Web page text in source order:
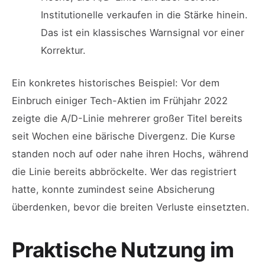
Institutionelle verkaufen in die Stärke hinein.
Das ist ein klassisches Warnsignal vor einer
Korrektur.
Ein konkretes historisches Beispiel: Vor dem
Einbruch einiger Tech-Aktien im Frühjahr 2022
zeigte die A/D-Linie mehrerer großer Titel bereits
seit Wochen eine bärische Divergenz. Die Kurse
standen noch auf oder nahe ihren Hochs, während
die Linie bereits abbröckelte. Wer das registriert
hatte, konnte zumindest seine Absicherung
überdenken, bevor die breiten Verluste einsetzten.
Praktische Nutzung im